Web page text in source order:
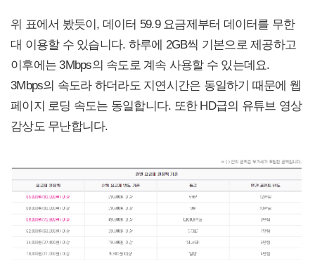
위 표에서 봤듯이, 데이터 59.9 요금제부터 데이터를 무한
대 이용할 수 있습니다. 하루에 2GB씩 기본으로 제공하고
이후에는 3Mbps의 속도로 계속 사용할 수 있는데요.
3Mbps의 속도라 하더라도 지연시간은 동일하기 때문에 웹
페이지 로딩 속도는 동일합니다. 또한 HD급의 유튜브 영상
감상도 무난합니다.